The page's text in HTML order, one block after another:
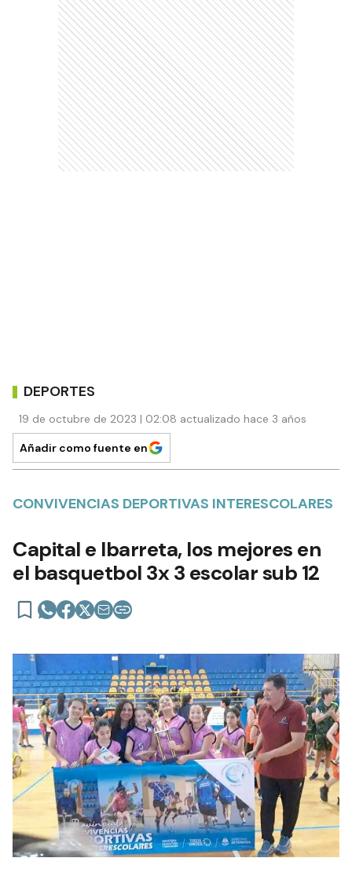
DEPORTES
19 de octubre de 2023 | 02:08 actualizado hace 3 años
Añadir como fuente en
CONVIVENCIAS DEPORTIVAS INTERESCOLARES
Capital e Ibarreta, los mejores en
el basquetbol 3x 3 escolar sub 12